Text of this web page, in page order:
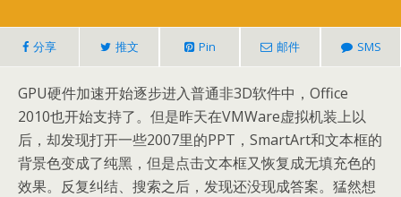
分享 推文 Pin 邮件 SMS
GPU硬件加速开始逐步进入普通非3D软件中，Office
2010也开始支持了。但是昨天在VMWare虚拟机装上以
后，却发现打开一些2007里的PPT，SmartArt和文本框的
背景色变成了纯黑，但是点击文本框又恢复成无填充色的
效果。反复纠结、搜索之后，发现还没现成答案。猛然想